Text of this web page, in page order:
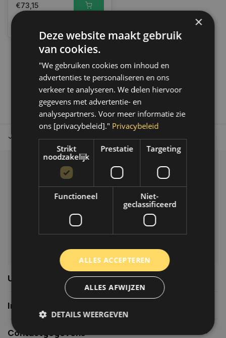
€73,15
1
Tot 30 dagen retour sturen. Op werkdagen voor 14.00 uur
Klantenservice
Veelgestelde vragen
06-39119169
info@autoklusser.nl
Usefull links
Informatie
Contactgegevens
×
Deze website maakt gebruik
van cookies.
"We gebruiken cookies om inhoud en
advertenties te personaliseren en ons
verkeer te analyseren. We delen hiervoor
gegevens met advertentie- en
analysepartners. Voor meer informatie zie
ons [privacybeleid]." Privacybeleid
Strikt
noodzakelijk
Prestatie Targeting
Functioneel
Niet-
geclassificeerd
ALLES ACCEPTEREN
ALLES AFWIJZEN
DETAILS WEERGEVEN